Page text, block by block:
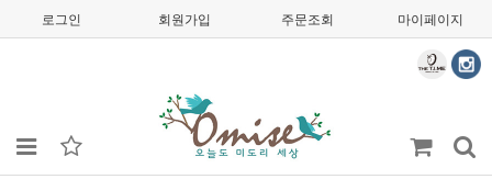
로그인 회원가입 주문조회 마이페이지